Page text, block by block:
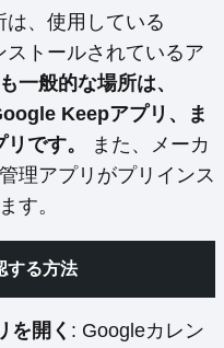
、使用している
トールされているア
一般的な場所は、
Keepアプリ、ま
です。
また、メーカ
理アプリがプリインス
す。
する方法
を開く : Googleカレン